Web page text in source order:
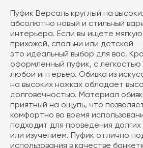
Пуфик Версаль круглый на
абсолютно новый и стильный
интерьера. Если вы ищете
прихожей, спальни или детской
это идеальный выбор для вас.
оформленный пуфик, с
любой интерьер. Обивка из
на высоких ножках обладает
долговечностью. Материал
приятный на ощупь, что
комфортно во время
подходит для проведения
или изучением. Пуфик отлично
использования в качестве